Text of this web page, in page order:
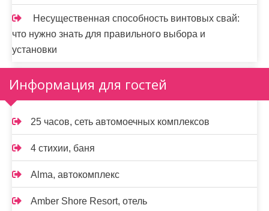
Несущественная способность винтовых свай:
что нужно знать для правильного выбора и
установки
Информация для гостей
25 часов, сеть автомоечных комплексов
4 стихии, баня
Alma, автокомплекс
Amber Shore Resort, отель